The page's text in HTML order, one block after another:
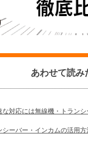
あわせて読み
対応には無線機・トラン
ーバー・インカムの活用方